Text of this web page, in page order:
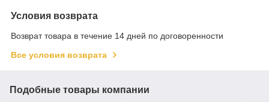
Условия возврата
Возврат товара в течение 14 дней по договоренности
Все условия возврата
Подобные товары компании